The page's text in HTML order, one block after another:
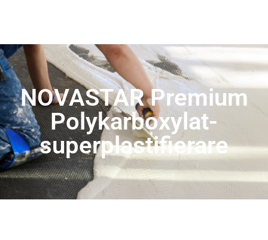
NOVASTAR Premium
Polykarboxylat-
superplastifierare